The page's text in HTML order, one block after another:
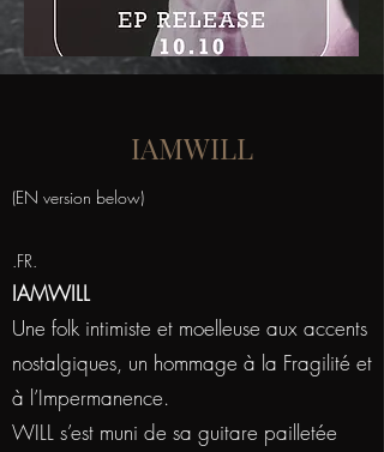
IAMWILL
(EN version below)
.FR.
IAMWILL
Une folk intimiste et moelleuse aux accents
nostalgiques, un hommage à la Fragilité et
à l’Impermanence.
WILL s’est muni de sa guitare pailletée